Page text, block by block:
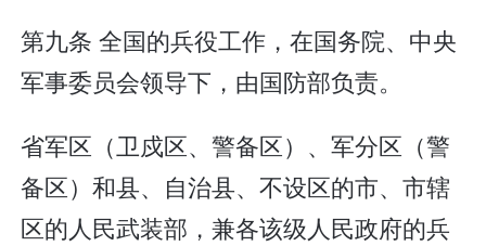
第九条 全国的兵役工作，在国务院、中央
军事委员会领导下，由国防部负责。
省军区（卫戍区、警备区）、军分区（警
备区）和县、自治县、不设区的市、市辖
区的人民武装部，兼各该级人民政府的兵